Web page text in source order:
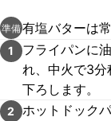
準備有塩バターは
1
フライパンに
れ、中火で3分
下ろします。
2
ホットドック